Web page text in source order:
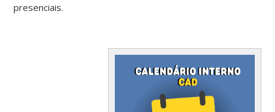
presenciais.